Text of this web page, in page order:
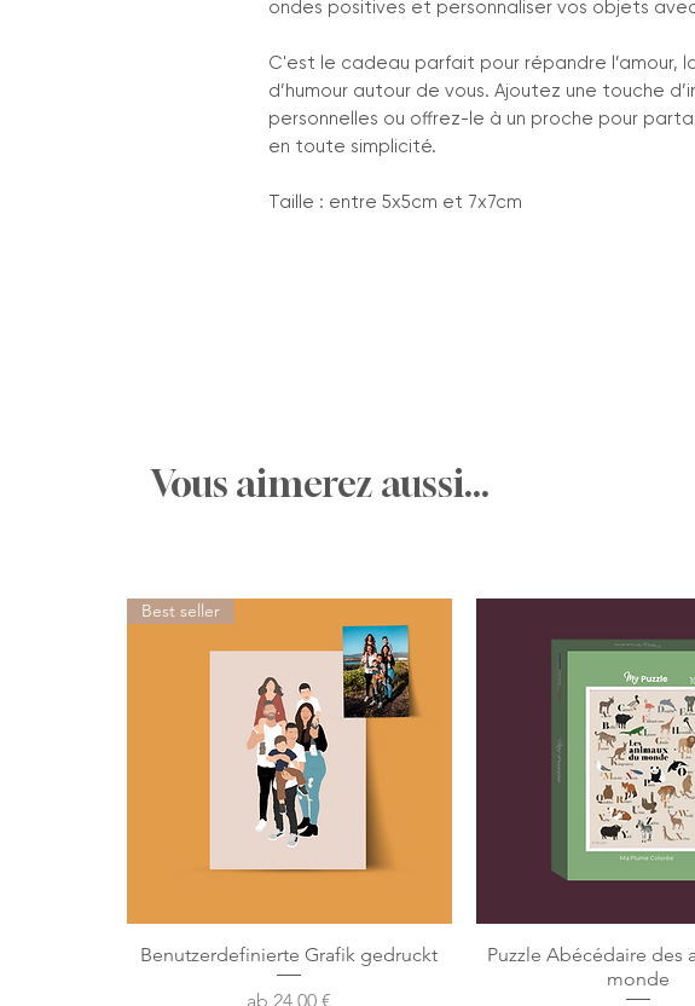
ondes positives et personnaliser vos objets
C'est le cadeau parfait pour répandre l’amour,
d’humour autour de vous. Ajoutez une touche
personnelles ou offrez-le à un proche pour
en toute simplicité.
Taille : entre 5x5cm et 7x7cm
Vous aimerez aussi...
Best seller
Benutzerdefinierte Grafik gedruckt
ab 24,00 €
Sale-Preis
Puzzle Abécédaire des
monde